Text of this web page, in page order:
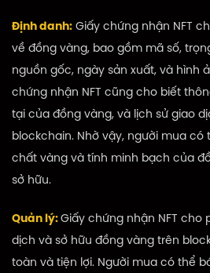
Định danh:Giấy chứng nhận NFT
về đồng vàng, bao gồm mã số,
nguồn gốc, ngày sản xuất, và hình
chứng nhận NFT cũng cho biết
tại của đồng vàng, và lịch sử giao
blockchain. Nhờ vậy, người mua
chất vàng và tính minh bạch của
sở hữu.
Quản lý:Giấy chứng nhận NFT cho
dịch và sở hữu đồng vàng trên
toàn và tiện lợi. Người mua có thể